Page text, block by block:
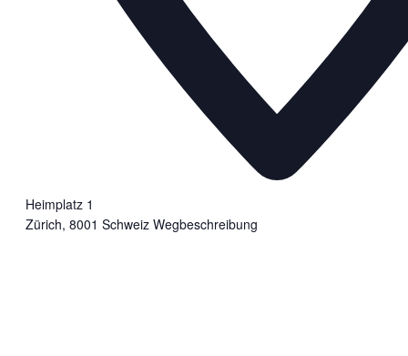
Heimplatz 1
Zürich, 8001 Schweiz Wegbeschreibung